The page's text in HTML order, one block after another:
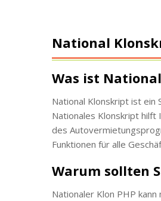
National
Was ist
National Klonskript ist ein
Nationales Klonskript hilft
des
Funktionen für alle
Warum sollten
Nationaler Klon PHP